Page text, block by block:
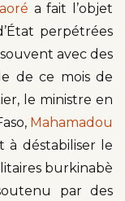
a fait l’objet
perpétrées
avec des
de ce mois de
le ministre en
Mahamadou
à déstabiliser le
burkinabè
par des